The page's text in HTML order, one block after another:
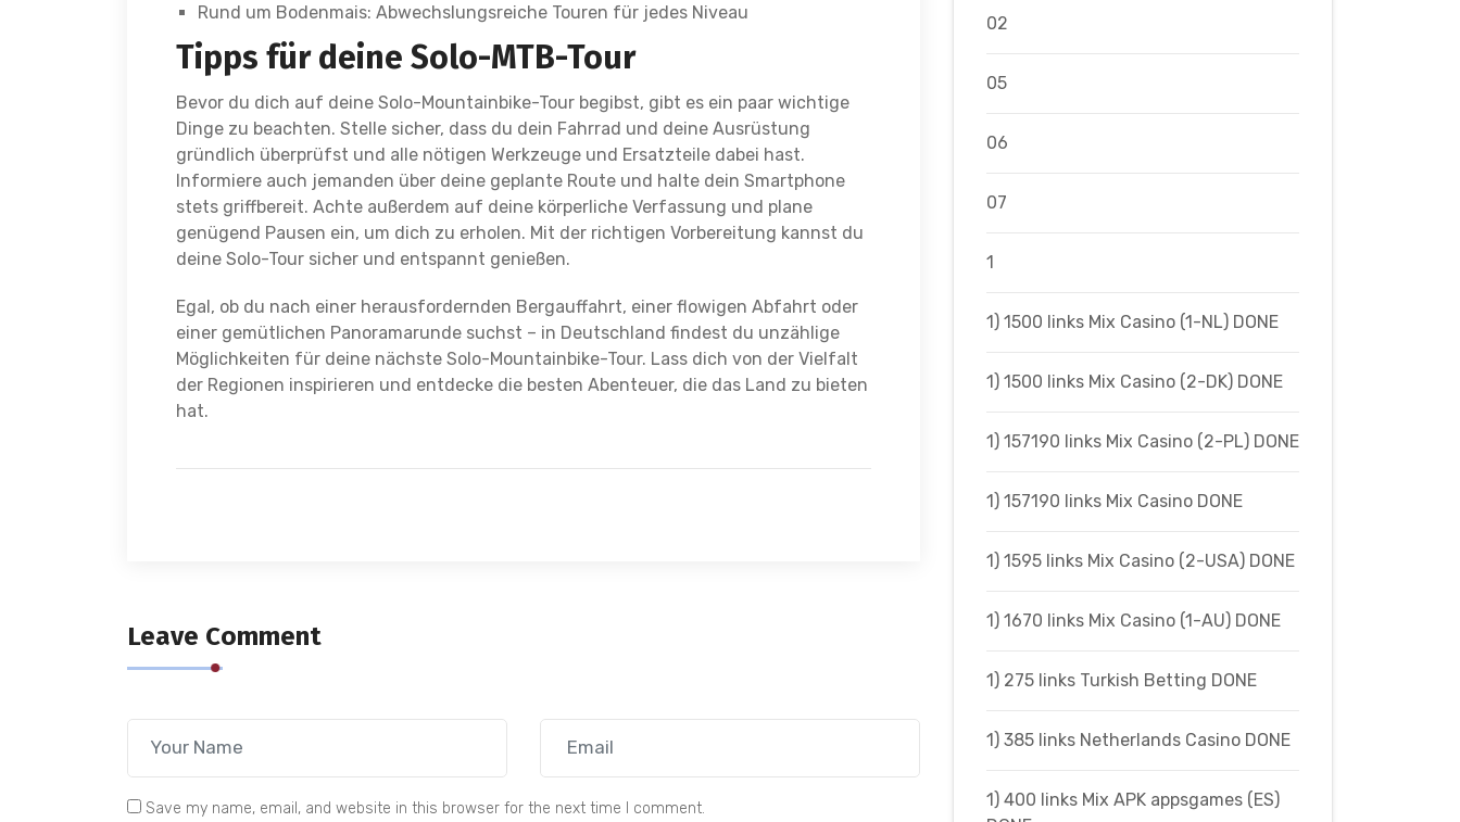
Rund um Bodenmais: Abwechslungsreiche Touren für jedes Niveau
Tipps für deine Solo-MTB-Tour
Bevor du dich auf deine Solo-Mountainbike-Tour begibst, gibt es ein paar wichtige
Dinge zu beachten. Stelle sicher, dass du dein Fahrrad und deine Ausrüstung
gründlich überprüfst und alle nötigen Werkzeuge und Ersatzteile dabei hast.
Informiere auch jemanden über deine geplante Route und halte dein Smartphone
stets griffbereit. Achte außerdem auf deine körperliche Verfassung und plane
genügend Pausen ein, um dich zu erholen. Mit der richtigen Vorbereitung kannst du
deine Solo-Tour sicher und entspannt genießen.
Egal, ob du nach einer herausfordernden Bergauffahrt, einer flowigen Abfahrt oder
einer gemütlichen Panoramarunde suchst – in Deutschland findest du unzählige
Möglichkeiten für deine nächste Solo-Mountainbike-Tour. Lass dich von der Vielfalt
der Regionen inspirieren und entdecke die besten Abenteuer, die das Land zu bieten
hat.
Leave Comment
Save my name, email, and website in this browser for the next time I comment.
02
05
06
07
1
1) 1500 links Mix Casino (1-NL) DONE
1) 1500 links Mix Casino (2-DK) DONE
1) 157190 links Mix Casino (2-PL) DONE
1) 157190 links Mix Casino DONE
1) 1595 links Mix Casino (2-USA) DONE
1) 1670 links Mix Casino (1-AU) DONE
1) 275 links Turkish Betting DONE
1) 385 links Netherlands Casino DONE
1) 400 links Mix APK appsgames (ES)